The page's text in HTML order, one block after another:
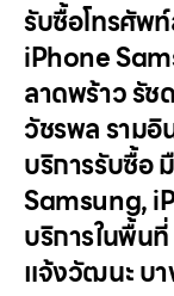
รับซื้อโทรศัพ
iPhone
ลาดพร้าว รัช
วัชรพล ราม
บริการรับซื้อ
Samsung,
บริการในพื้น
แจ้งวัฒนะ บ